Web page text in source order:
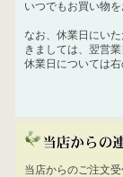
いつでもお買い物を
なお、休業日にい
きましては、翌営
休業日については右
当店からのご注文